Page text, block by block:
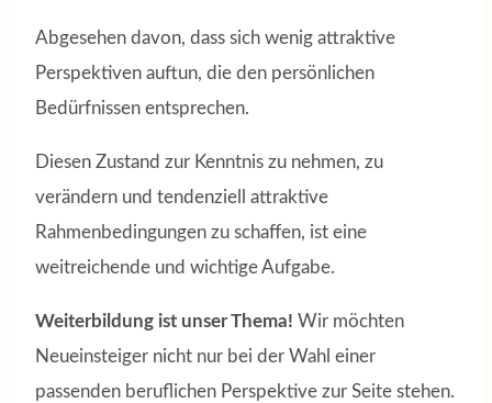
Abgesehen davon, dass sich wenig attraktive
Perspektiven auftun, die den persönlichen
Bedürfnissen entsprechen.
Diesen Zustand zur Kenntnis zu nehmen, zu
verändern und tendenziell attraktive
Rahmenbedingungen zu schaffen, ist eine
weitreichende und wichtige Aufgabe.
Weiterbildung ist unser Thema! Wir möchten
Neueinsteiger nicht nur bei der Wahl einer
passenden beruflichen Perspektive zur Seite stehen.